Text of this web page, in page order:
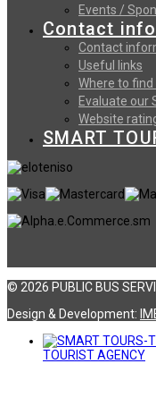
Events /
Contact
Contact
Useful links
Where to find
Evaluate our
Website
SMART
© 2026 PUBLIC BUS
Design & Development:
TOURIST AGENCY